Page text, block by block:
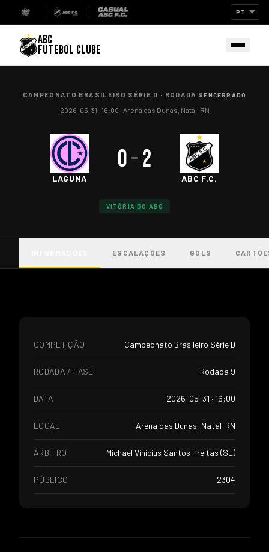
ABC
FUTEBOL CLUBE
CAMPEONATO BRASILEIRO SÉRIE D · RODADA 9ENCERRADO
2026-05-31 · 16:00 · Arena das Dunas, Natal-RN
LAGUNA
0–2
ABC F.C.
VITÓRIA DO ABC
ESCALAÇÕES GOLS
COMPETIÇÃO Campeonato Brasileiro Série D
RODADA / FASE Rodada 9
DATA 2026-05-31 · 16:00
LOCAL Arena das Dunas, Natal-RN
ÁRBITRO Michael Vinicius Santos Freitas (SE)
PÚBLICO 2304